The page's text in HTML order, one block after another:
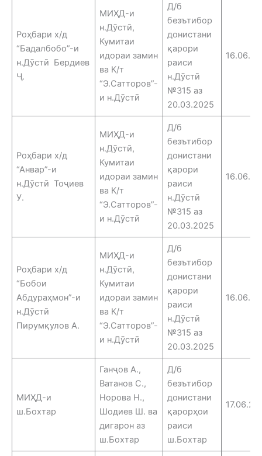
Роҳбари х/д
“Бадалбобо”-и
н.Дӯстӣ Бердиев
Ҷ.
МИҲД-и
н.Дӯстӣ,
Кумитаи
идораи замин
ва К/т
“Э.Сатторов”-
и н.Дӯстӣ
Д/б
беэътибор
донистани
қарори
раиси
н.Дӯстӣ
№315 аз
20.03.2025
16.06.25
Роҳбари х/д
“Анвар”-и
н.Дӯстӣ Тоҷиев
У.
МИҲД-и
н.Дӯстӣ,
Кумитаи
идораи замин
ва К/т
“Э.Сатторов”-
и н.Дӯстӣ
Д/б
беэътибор
донистани
қарори
раиси
н.Дӯстӣ
№315 аз
20.03.2025
16.06.25
Роҳбари х/д
“Бобои
Абдураҳмон”-и
н.Дӯстӣ
Пирумқулов А.
МИҲД-и
н.Дӯстӣ,
Кумитаи
идораи замин
ва К/т
“Э.Сатторов”-
и н.Дӯстӣ
Д/б
беэътибор
донистани
қарори
раиси
н.Дӯстӣ
№315 аз
20.03.2025
16.06.25
МИҲД-и
ш.Бохтар
Ганҷов А.,
Ватанов С.,
Норова Н.,
Шодиев Ш. ва
дигарон аз
ш.Бохтар
Д/б
беэътибор
донистани
қарорҳои
раиси
ш.Бохтар
17.06.25